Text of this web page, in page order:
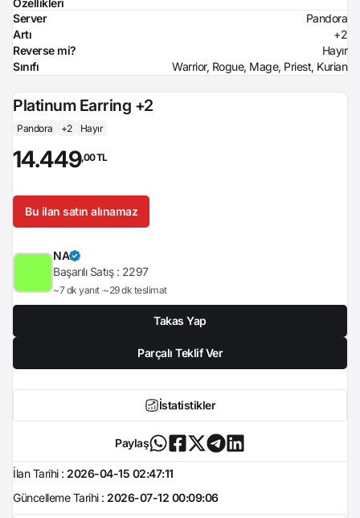
Özellikleri
Server
Pandora
Artı
+2
Reverse mi?
Hayır
Sınıfı
Warrior, Rogue, Mage, Priest, Kurian
Platinum Earring +2
Pandora +2 Hayır
14.449,00 TL
Bu ilan satın alınamaz
NA
Başarılı Satış : 2297
~7 dk yanıt ~29 dk teslimat
Takas Yap
Parçalı Teklif Ver
İstatistikler
Paylaş
İlan Tarihi : 2026-04-15 02:47:11
Güncelleme Tarihi : 2026-07-12 00:09:06